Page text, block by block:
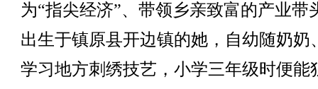
为“指尖经济”、带领乡亲致富的产业带
出生于镇原县开边镇的她，自幼随奶奶
学习地方刺绣技艺，小学三年级时便能